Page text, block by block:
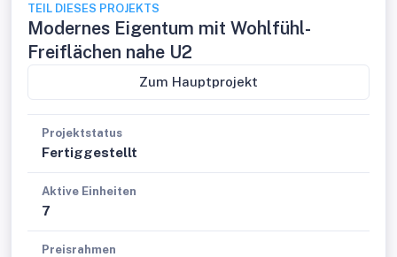
TEIL DIESES PROJEKTS
Modernes Eigentum mit Wohlfühl-
Freiflächen nahe U2
Zum Hauptprojekt
Projektstatus
Fertiggestellt
Aktive Einheiten
7
Preisrahmen